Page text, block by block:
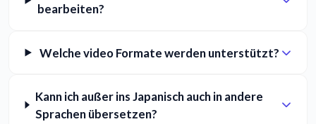
bearbeiten?
Welche video Formate werden unterstützt?
Kann ich außer ins Japanisch auch in andere
Sprachen übersetzen?